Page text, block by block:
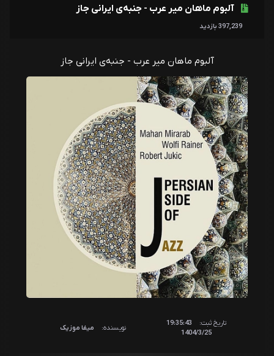
آلبوم ماهان میر عرب - جنبه‌ی ایرانی جاز
397,239 بازدید
آلبوم ماهان میر عرب - جنبه‌ی ایرانی جاز
تاریخ ثبت:
19:35:43
1404/3/25
نویسنده: میفا موزیک